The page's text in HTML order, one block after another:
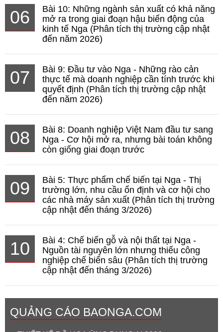
06
Bài 10: Những ngành sản xuất có khả năng
mở ra trong giai đoạn hậu biến động của
kinh tế Nga (Phân tích thị trường cập nhật
đến năm 2026)
07
Bài 9: Đầu tư vào Nga - Những rào cản
thực tế mà doanh nghiệp cần tính trước khi
quyết định (Phân tích thị trường cập nhật
đến năm 2026)
08
Bài 8: Doanh nghiệp Việt Nam đầu tư sang
Nga - Cơ hội mở ra, nhưng bài toán không
còn giống giai đoạn trước
09
Bài 5: Thực phẩm chế biến tại Nga - Thị
trường lớn, nhu cầu ổn định và cơ hội cho
các nhà máy sản xuất (Phân tích thị trường
cập nhật đến tháng 3/2026)
10
Bài 4: Chế biến gỗ và nội thất tại Nga -
Nguồn tài nguyên lớn nhưng thiếu công
nghiệp chế biến sâu (Phân tích thị trường
cập nhật đến tháng 3/2026)
QUẢNG CÁO BAONGA.COM